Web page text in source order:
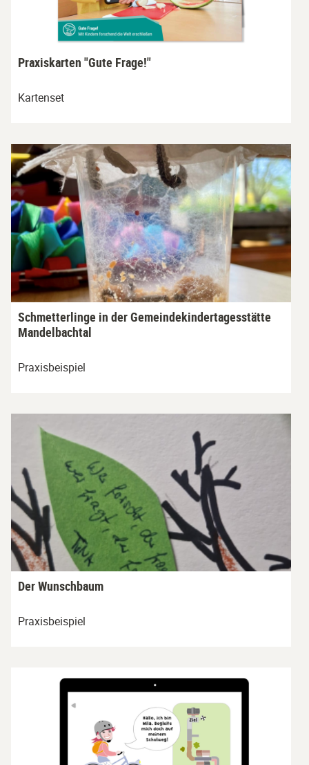
Praxiskarten "Gute Frage!"
Kartenset
Schmetterlinge in der Gemeindekindertagesstätte
Mandelbachtal
Praxisbeispiel
Der Wunschbaum
Praxisbeispiel